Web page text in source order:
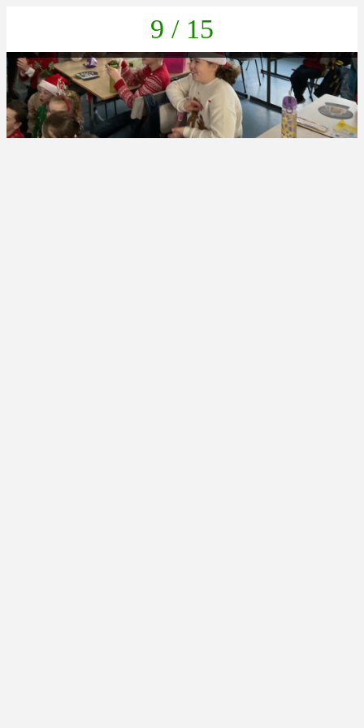
9 / 15
6A783FE0-51E0-453E-8558-DD1AB44FFD27